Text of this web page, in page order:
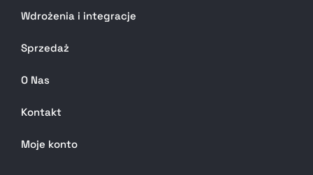
Wdrożenia i integracje
Sprzedaż
O Nas
Kontakt
Moje konto